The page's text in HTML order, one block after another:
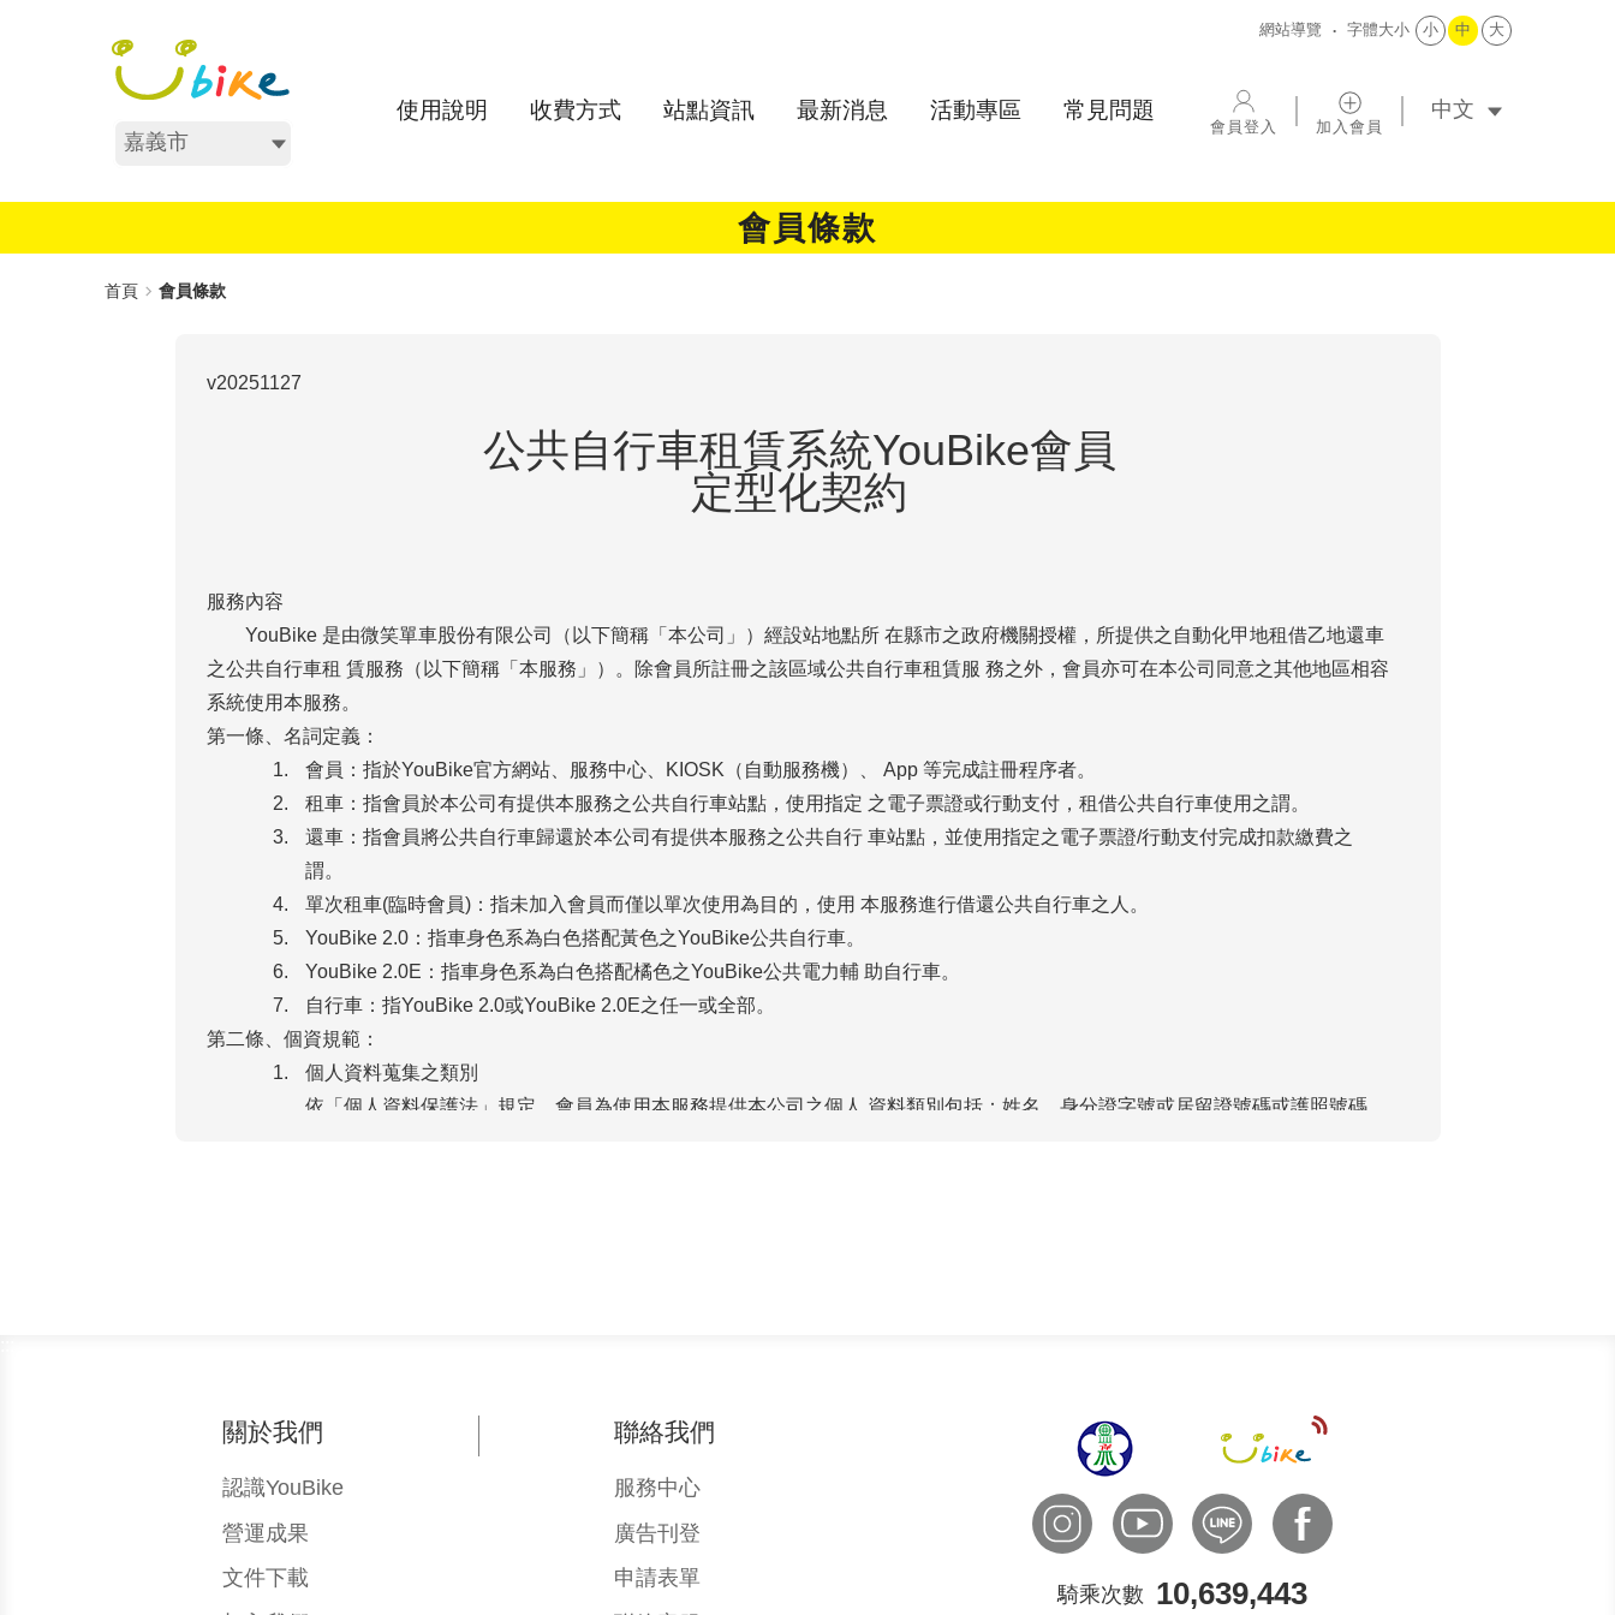
不分區
網站導覽 字體大小 小 中 大
使用說明 收費方式 站點資訊 最新消息 活動專區 常見問題 會員登入 加入會員
會員條款
首頁 會員條款
v20251127
公共自行車租賃系統YouBike會員
定型化契約
服務內容
YouBike 是由微笑單車股份有限公司（以下簡稱「本公司」）經設站地點所 在縣市之政府機關授權，所提供之自動化甲地租借乙地還車
之公共自行車租 賃服務（以下簡稱「本服務」）。除會員所註冊之該區域公共自行車租賃服 務之外，會員亦可在本公司同意之其他地區相容
系統使用本服務。
第一條、名詞定義：
會員：指於YouBike官方網站、服務中心、KIOSK（自動服務機）、 App 等完成註冊程序者。
租車：指會員於本公司有提供本服務之公共自行車站點，使用指定 之電子票證或行動支付，租借公共自行車使用之謂。
還車：指會員將公共自行車歸還於本公司有提供本服務之公共自行 車站點，並使用指定之電子票證/行動支付完成扣款繳費之
謂。
單次租車(臨時會員)：指未加入會員而僅以單次使用為目的，使用 本服務進行借還公共自行車之人。
YouBike 2.0：指車身色系為白色搭配黃色之YouBike公共自行車。
YouBike 2.0E：指車身色系為白色搭配橘色之YouBike公共電力輔 助自行車。
自行車：指YouBike 2.0或YouBike 2.0E之任一或全部。
第二條、個資規範：
個人資料蒐集之類別
依「個人資料保護法」規定，會員為使用本服務提供本公司之個人 資料類別包括：姓名、身分證字號或居留證號碼或護照號碼、
個人資料利用之地區：中華民國境內。
個人資料利用之對象及方式
會員之個人資料，將依前項蒐集目的範圍內，供本公司、政府機 關及其他輔助經營、維運公共自行車系統設備與政策之人。
本公司得按各縣市政府之政策及相關法規，以會員註冊之個人資 料逕代會員投保公共自行車傷害保險。
方式：以自動化機器或其他非自動化之利用方式。
關於我們
認識YouBike
營運成果
文件下載
聯絡我們
服務中心
廣告刊登
申請表單
騎乘次數 10,639,443